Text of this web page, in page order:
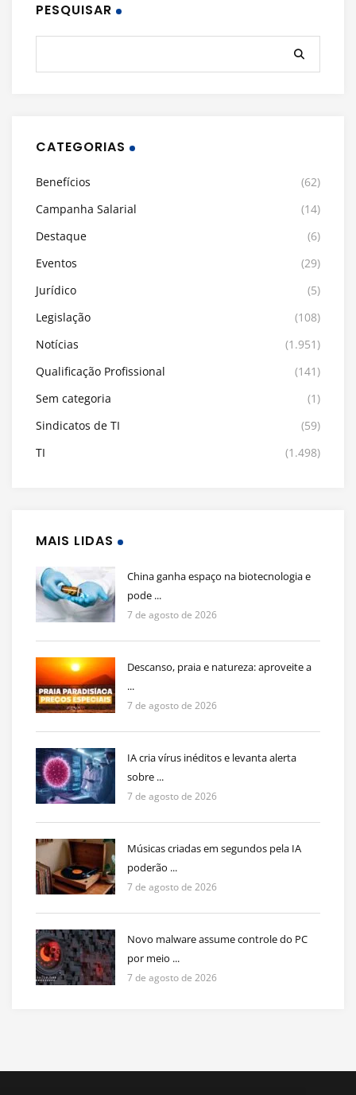
PESQUISAR
CATEGORIAS
Benefícios
(62)
Campanha Salarial
(14)
Destaque
(6)
Eventos
(29)
Jurídico
(5)
Legislação
(108)
Notícias
(1.951)
Qualificação Profissional
(141)
Sem categoria
(1)
Sindicatos de TI
(59)
TI
(1.498)
MAIS LIDAS
China ganha espaço na biotecnologia e
pode ...
7 de agosto de 2026
Descanso, praia e natureza: aproveite a
...
7 de agosto de 2026
IA cria vírus inéditos e levanta alerta
sobre ...
7 de agosto de 2026
Músicas criadas em segundos pela IA
poderão ...
7 de agosto de 2026
Novo malware assume controle do PC
por meio ...
7 de agosto de 2026